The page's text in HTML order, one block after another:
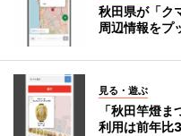
秋田県が「ク
周辺情報をプ
見る・遊ぶ
「秋田竿燈
利用は前年比